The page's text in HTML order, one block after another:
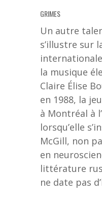
GRIMES
Un autre
s’illustre sur
la musique
Claire Élise
en 1988, la
à Montréal à
lorsqu’elle
McGill, non
en
littérature
ne date pas